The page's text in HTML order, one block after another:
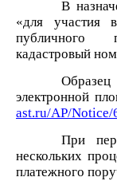
В
«для участия
публичного
кадастровый
Образец
электронной
ast.ru/AP/Notice/
При
нескольких
платежного